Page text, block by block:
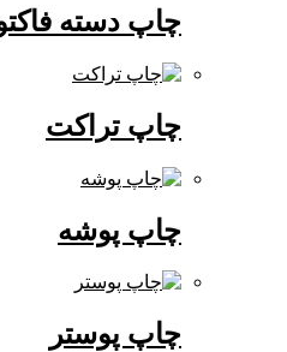
چاپ دسته فاکتور
چاپ تراکت
چاپ پوشه
چاپ پوستر